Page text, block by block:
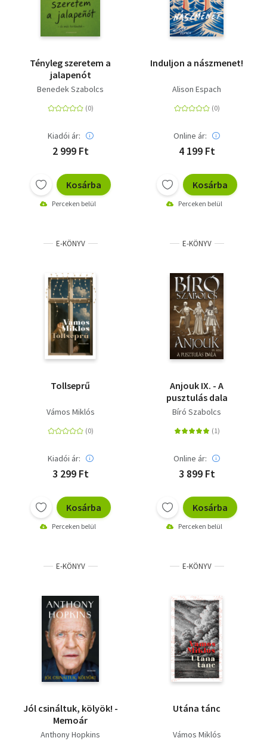
Tényleg szeretem a
jalapenót
Benedek Szabolcs
Kiadói ár:
2 999 Ft
Kosárba
Perceken belül
Induljon a nászmenet!
Alison Espach
Online ár:
4 199 Ft
Kosárba
Perceken belül
E-KÖNYV
Tollseprű
Vámos Miklós
Kiadói ár:
3 299 Ft
Kosárba
Perceken belül
E-KÖNYV
Anjouk IX. - A
pusztulás dala
Bíró Szabolcs
Online ár:
3 899 Ft
Kosárba
Perceken belül
E-KÖNYV
Jól csináltuk, kölyök! -
Memoár
Anthony Hopkins
E-KÖNYV
Utána tánc
Vámos Miklós